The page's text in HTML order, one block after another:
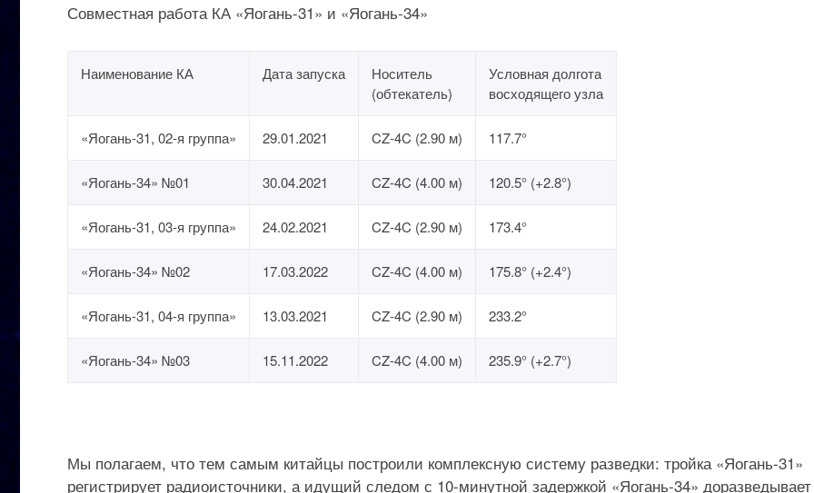
Совместная работа КА «Яогань-31» и «Яогань-34»
Наименование КА Дата запуска
Носитель
(обтекатель)
Условная долгота
восходящего узла
«Яогань-31, 02-я группа» 29.01.2021 CZ-4C (2.90 м) 117.7°
«Яогань-34» №01 30.04.2021 CZ-4C (4.00 м) 120.5° (+2.8°)
«Яогань-31, 03-я группа» 24.02.2021 CZ-4C (2.90 м) 173.4°
«Яогань-34» №02 17.03.2022 CZ-4C (4.00 м) 175.8° (+2.4°)
«Яогань-31, 04-я группа» 13.03.2021 CZ-4C (2.90 м) 233.2°
«Яогань-34» №03 15.11.2022 CZ-4C (4.00 м) 235.9° (+2.7°)
Мы полагаем, что тем самым китайцы построили комплексную систему разведки: тройка «Яогань-31»
регистрирует радиоисточники, а идущий следом с 10-минутной задержкой «Яогань-34»